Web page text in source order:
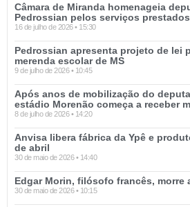
Câmara de Miranda homenageia
Pedrossian pelos serviços
16 de julho de 2026 15:30
Pedrossian apresenta projeto de lei
merenda escolar de MS
9 de julho de 2026 10:45
Após anos de mobilização do
estádio Morenão começa a receber
8 de julho de 2026 14:20
Anvisa libera fábrica da Ypê e
de abril
30 de maio de 2026 14:40
Edgar Morin, filósofo francês, morre
30 de maio de 2026 10:15